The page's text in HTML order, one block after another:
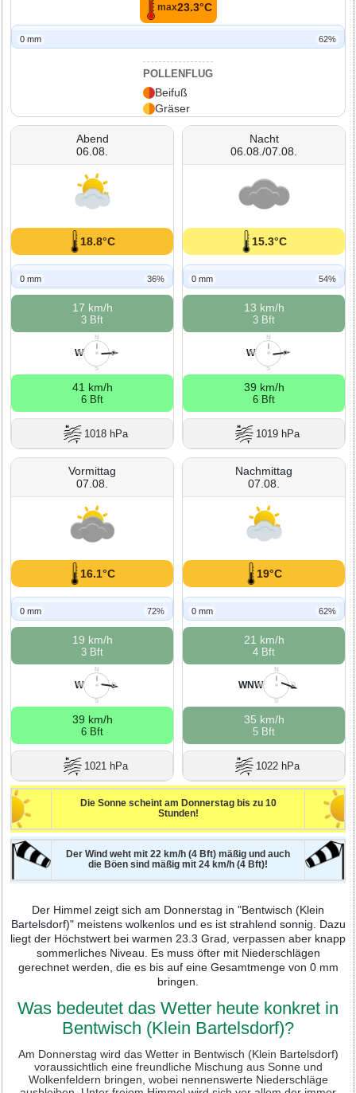
max23.3°C
0 mm 62%
POLLENFLUG
Beifuß
Gräser
Abend
06.08.
18.8°C
0 mm 36%
17 km/h
3 Bft
N
O
S
W
W
41 km/h
6 Bft
1018 hPa
Nacht
06.08./07.08.
15.3°C
0 mm 54%
13 km/h
3 Bft
N
O
S
W
W
39 km/h
6 Bft
1019 hPa
Vormittag
07.08.
16.1°C
0 mm 72%
19 km/h
3 Bft
N
O
S
W
W
39 km/h
6 Bft
1021 hPa
Nachmittag
07.08.
19°C
0 mm 62%
21 km/h
4 Bft
N
O
S
W
WNW
35 km/h
5 Bft
1022 hPa
Die Sonne scheint am Donnerstag bis zu 10
Stunden!
Der Wind weht mit 22 km/h (4 Bft) mäßig und auch
die Böen sind mäßig mit 24 km/h (4 Bft)!
Der Himmel zeigt sich am Donnerstag in "Bentwisch (Klein
Bartelsdorf)" meistens wolkenlos und es ist strahlend sonnig. Dazu
liegt der Höchstwert bei warmen 23.3 Grad, verpassen aber knapp
sommerliches Niveau. Es muss öfter mit Niederschlägen
gerechnet werden, die es bis auf eine Gesamtmenge von 0 mm
bringen.
Was bedeutet das Wetter heute konkret in
Bentwisch (Klein Bartelsdorf)?
Am Donnerstag wird das Wetter in Bentwisch (Klein Bartelsdorf)
voraussichtlich eine freundliche Mischung aus Sonne und
Wolkenfeldern bringen, wobei nennenswerte Niederschläge